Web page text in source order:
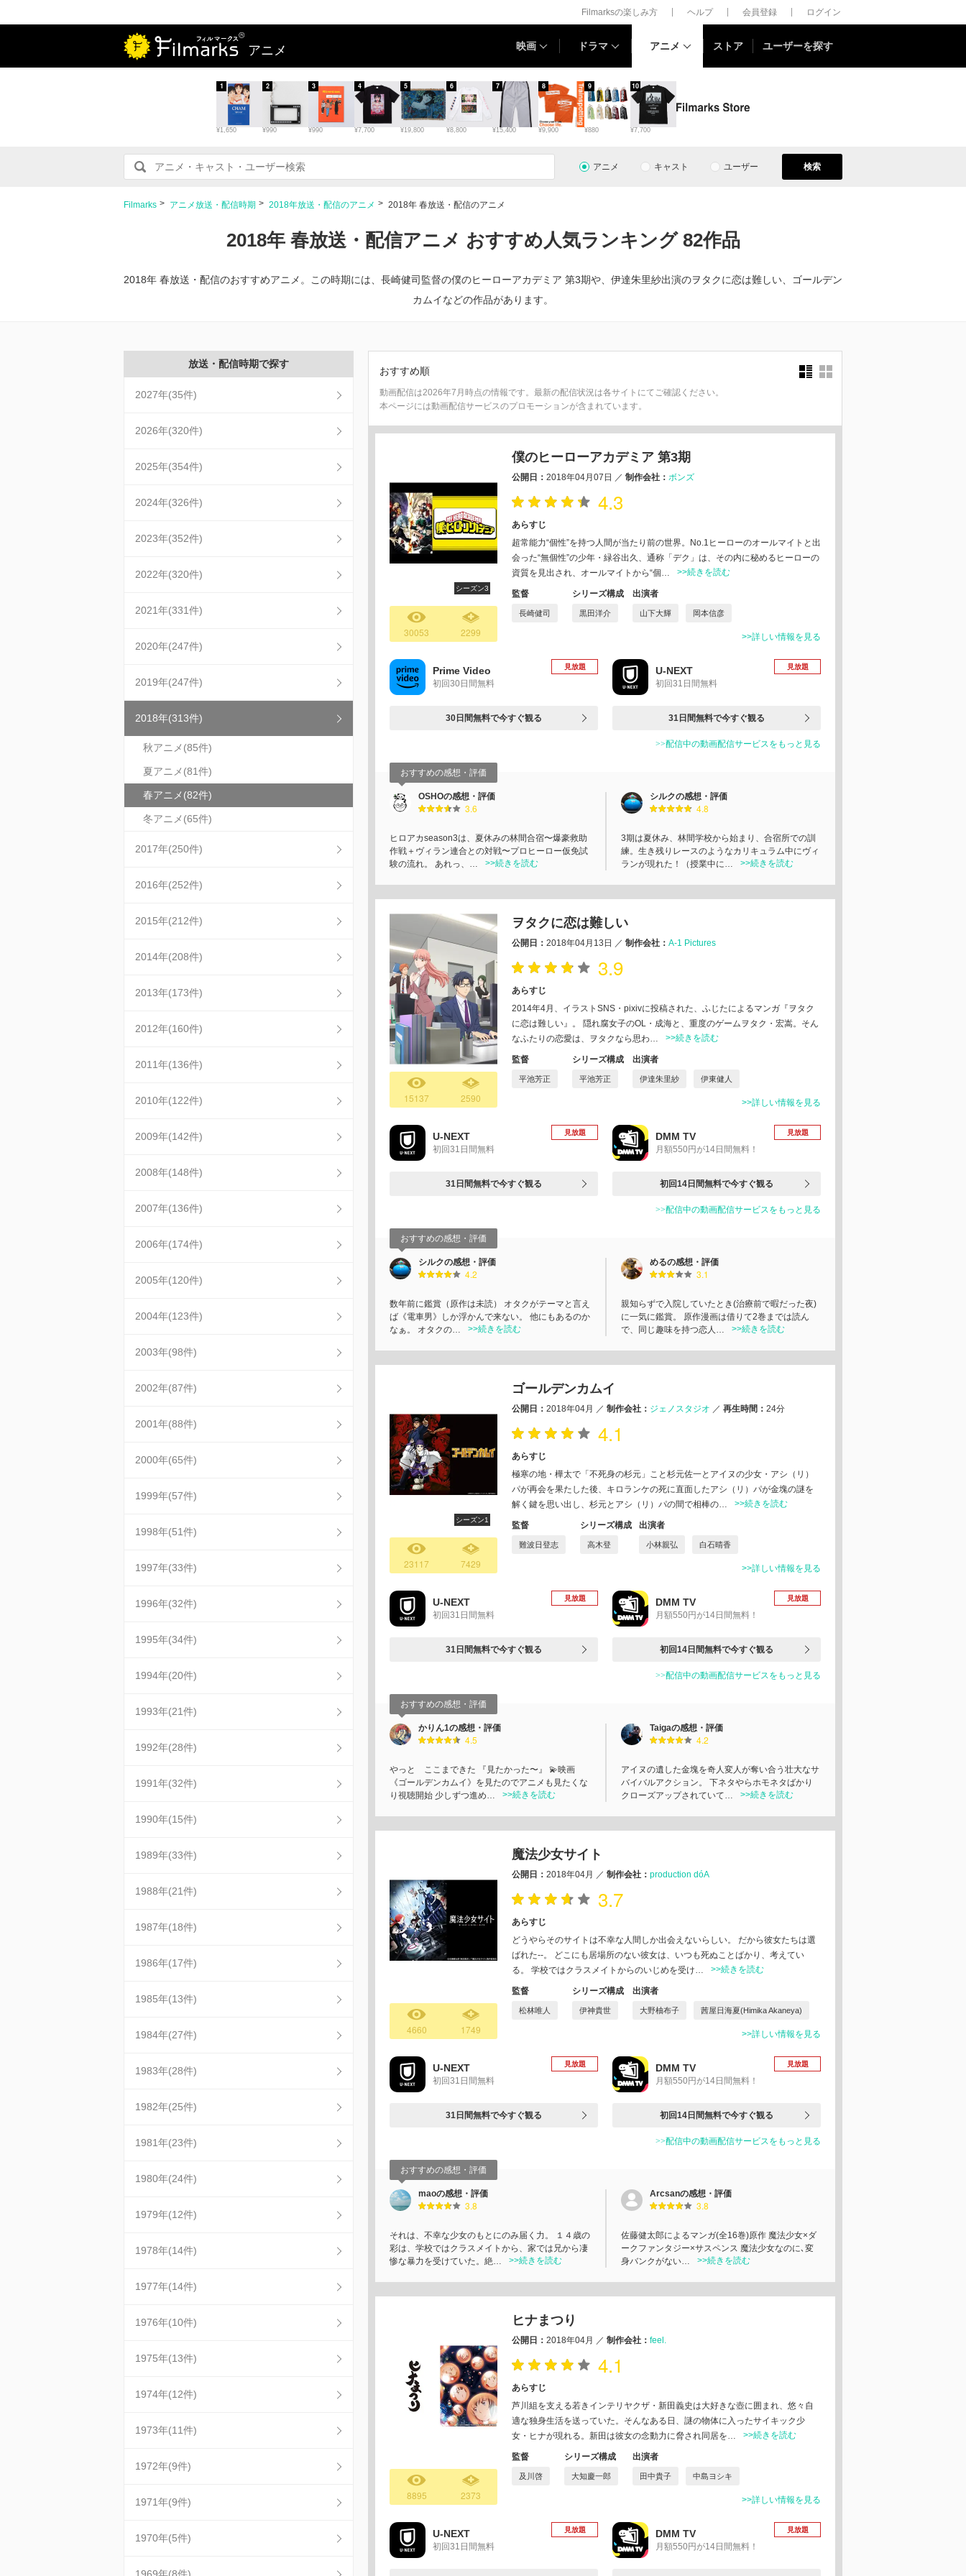
Filmarksの楽しみ方 ヘルプ 会員登録 ログイン
アニメ 映画 ドラマ アニメ ストア ユーザーを探す
¥1,650
1
¥990
2
¥990
3
¥7,700
4
¥19,800
5
¥8,800
6
¥15,400
7
¥9,900
8
¥880
9
¥7,700
10
アニメ キャスト ユーザー 検索
Filmarks アニメ放送・配信時期 2018年放送・配信のアニメ 2018年 春放送・配信のアニメ
2018年 春放送・配信アニメ おすすめ人気ランキング 82作品
2018年 春放送・配信のおすすめアニメ。この時期には、長崎健司監督の僕のヒーローアカデミア 第3期や、伊達朱里紗出演のヲタクに恋は難しい、ゴールデン
カムイなどの作品があります。
放送・配信時期で探す
2027年(35件)
2026年(320件)
2025年(354件)
2024年(326件)
2023年(352件)
2022年(320件)
2021年(331件)
2020年(247件)
2019年(247件)
2018年(313件)
秋アニメ(85件)
夏アニメ(81件)
春アニメ(82件)
冬アニメ(65件)
2017年(250件)
2016年(252件)
2015年(212件)
2014年(208件)
2013年(173件)
2012年(160件)
2011年(136件)
2010年(122件)
2009年(142件)
2008年(148件)
2007年(136件)
2006年(174件)
2005年(120件)
2004年(123件)
2003年(98件)
2002年(87件)
2001年(88件)
2000年(65件)
1999年(57件)
1998年(51件)
1997年(33件)
1996年(32件)
1995年(34件)
1994年(20件)
1993年(21件)
1992年(28件)
1991年(32件)
1990年(15件)
1989年(33件)
1988年(21件)
1987年(18件)
1986年(17件)
1985年(13件)
1984年(27件)
1983年(28件)
1982年(25件)
1981年(23件)
1980年(24件)
1979年(12件)
1978年(14件)
1977年(14件)
1976年(10件)
1975年(13件)
1974年(12件)
1973年(11件)
1972年(9件)
1971年(9件)
1970年(5件)
おすすめ順
動画配信は2026年7月時点の情報です。最新の配信状況は各サイトにてご確認ください。
本ページには動画配信サービスのプロモーションが含まれています。
シーズン3
30053 2299
僕のヒーローアカデミア 第3期
公開日： 2018年04月07日 ／ 制作会社： ボンズ
4.3
あらすじ
超常能力“個性”を持つ人間が当たり前の世界。No.1ヒーローのオールマイトと出
会った“無個性”の少年・緑谷出久、通称「デク」は、その内に秘めるヒーローの
資質を見出され、オールマイトから“個…
>>続きを読む
監督
長崎健司
シリーズ構成
黒田洋介
出演者
山下大輝 岡本信彦
>>詳しい情報を見る
Prime Video
初回30日間無料
見放題
30日間無料で今すぐ観る
U-NEXT
初回31日間無料
見放題
31日間無料で今すぐ観る
>>配信中の動画配信サービスをもっと見る
おすすめの感想・評価
OSHOの感想・評価
3.6
ヒロアカseason3は、夏休みの林間合宿〜爆豪救助
作戦＋ヴィラン連合との対戦〜プロヒーロー仮免試
験の流れ。 あれっ、…
>>続きを読む
シルクの感想・評価
4.8
3期は夏休み、林間学校から始まり、合宿所での訓
練。生き残りレースのようなカリキュラム中にヴィ
ランが現れた！（授業中に…
>>続きを読む
15137 2590
ヲタクに恋は難しい
公開日： 2018年04月13日 ／ 制作会社： A-1 Pictures
3.9
あらすじ
2014年4月、イラストSNS・pixivに投稿された、ふじたによるマンガ『ヲタク
に恋は難しい』。 隠れ腐女子のOL・成海と、重度のゲームヲタク・宏嵩。そん
なふたりの恋愛は、ヲタクなら思わ…
>>続きを読む
監督
平池芳正
シリーズ構成
平池芳正
出演者
伊達朱里紗 伊東健人
>>詳しい情報を見る
U-NEXT
初回31日間無料
見放題
31日間無料で今すぐ観る
DMM TV
月額550円が14日間無料！
見放題
初回14日間無料で今すぐ観る
>>配信中の動画配信サービスをもっと見る
おすすめの感想・評価
シルクの感想・評価
4.2
数年前に鑑賞（原作は未読） オタクがテーマと言え
ば《電車男》しか浮かんで来ない。 他にもあるのか
なぁ。 オタクの…
>>続きを読む
めるの感想・評価
3.1
親知らずで入院していたとき(治療前で暇だった夜)
に一気に鑑賞。 原作漫画は借りて2巻までは読ん
で、同じ趣味を持つ恋人…
>>続きを読む
シーズン1
23117 7429
ゴールデンカムイ
公開日： 2018年04月 ／ 制作会社： ジェノスタジオ ／ 再生時間： 24分
4.1
あらすじ
極寒の地・樺太で「不死身の杉元」こと杉元佐一とアイヌの少女・アシ（リ）
パが再会を果たした後、キロランケの死に直面したアシ（リ）パが金塊の謎を
解く鍵を思い出し、杉元とアシ（リ）パの間で相棒の…
>>続きを読む
監督
難波日登志
シリーズ構成
高木登
出演者
小林親弘 白石晴香
>>詳しい情報を見る
U-NEXT
初回31日間無料
見放題
31日間無料で今すぐ観る
DMM TV
月額550円が14日間無料！
見放題
初回14日間無料で今すぐ観る
>>配信中の動画配信サービスをもっと見る
おすすめの感想・評価
かりん1の感想・評価
4.5
やっと ここまできた 『見たかった〜』 💫映画
《ゴールデンカムイ》を見たのでアニメも見たくな
り視聴開始 少しずつ進め…
>>続きを読む
Taigaの感想・評価
4.2
アイヌの遺した金塊を奇人変人が奪い合う壮大なサ
バイバルアクション。 下ネタやらホモネタばかり
クローズアップされていて…
>>続きを読む
4660 1749
魔法少女サイト
公開日： 2018年04月 ／ 制作会社： production dóA
3.7
あらすじ
どうやらそのサイトは不幸な人間しか出会えないらしい。 だから彼女たちは選
ばれた--。 どこにも居場所のない彼女は、いつも死ぬことばかり、考えてい
る。 学校ではクラスメイトからのいじめを受け…
>>続きを読む
監督
松林唯人
シリーズ構成
伊神貴世
出演者
大野柚布子 茜屋日海夏(Himika Akaneya)
>>詳しい情報を見る
U-NEXT
初回31日間無料
見放題
31日間無料で今すぐ観る
DMM TV
月額550円が14日間無料！
見放題
初回14日間無料で今すぐ観る
>>配信中の動画配信サービスをもっと見る
おすすめの感想・評価
maoの感想・評価
3.8
それは、不幸な少女のもとにのみ届く力。 １４歳の
彩は、学校ではクラスメイトから、家では兄から凄
惨な暴力を受けていた。絶…
>>続きを読む
Arcsanの感想・評価
3.8
佐藤健太郎によるマンガ(全16巻)原作 魔法少女×ダ
ークファンタジー×サスペンス 魔法少女なのに､変
身バンクがない…
>>続きを読む
8895 2373
ヒナまつり
公開日： 2018年04月 ／ 制作会社： feel.
4.1
あらすじ
芦川組を支える若きインテリヤクザ・新田義史は大好きな壺に囲まれ、悠々自
適な独身生活を送っていた。そんなある日、謎の物体に入ったサイキック少
女・ヒナが現れる。新田は彼女の念動力に脅され同居を…
>>続きを読む
監督
及川啓
シリーズ構成
大知慶一郎
出演者
田中貴子 中島ヨシキ
>>詳しい情報を見る
U-NEXT
初回31日間無料
見放題 DMM TV
月額550円が14日間無料！
見放題